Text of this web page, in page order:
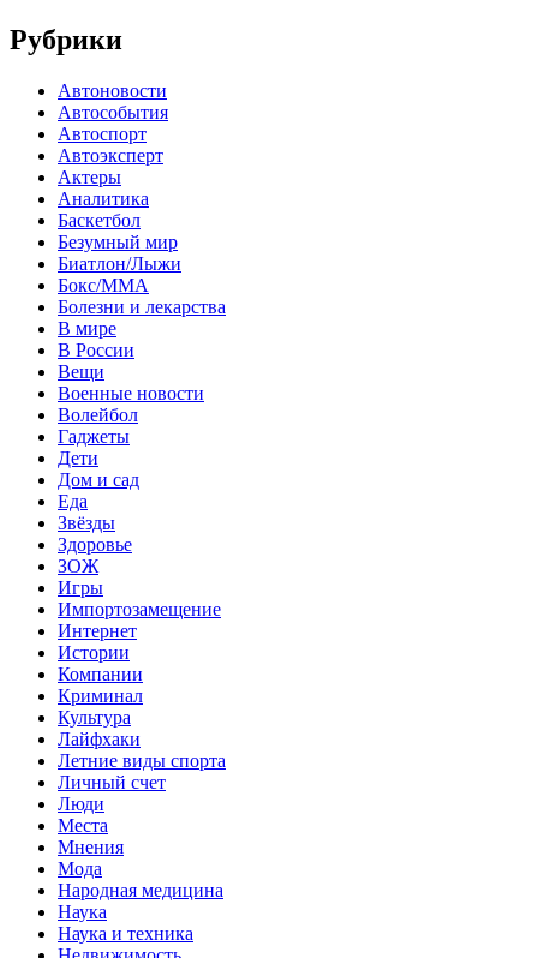
Рубрики
Автоновости
Автособытия
Автоспорт
Автоэксперт
Актеры
Аналитика
Баскетбол
Безумный мир
Биатлон/Лыжи
Бокс/MMA
Болезни и лекарства
В мире
В России
Вещи
Военные новости
Волейбол
Гаджеты
Дети
Дом и сад
Еда
Звёзды
Здоровье
ЗОЖ
Игры
Импортозамещение
Интернет
Истории
Компании
Криминал
Культура
Лайфхаки
Летние виды спорта
Личный счет
Люди
Места
Мнения
Мода
Народная медицина
Наука
Наука и техника